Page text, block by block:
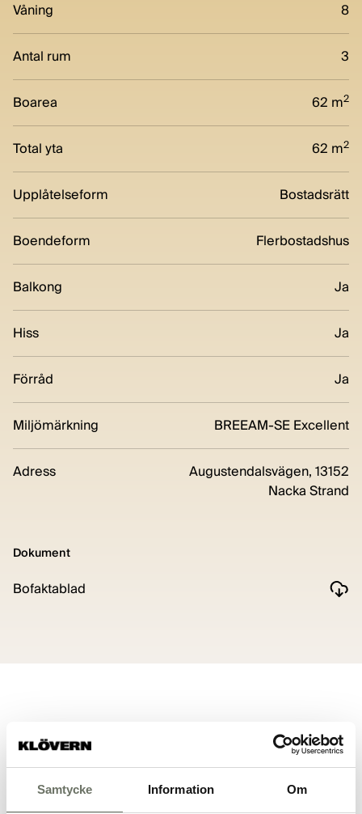
Samtycke Information Om
Våning 8
Antal rum 3
Boarea 62 m2
Total yta 62 m2
Upplåtelseform Bostadsrätt
Boendeform Flerbostadshus
Balkong Ja
Hiss Ja
Förråd Ja
Miljömärkning BREEAM-SE Excellent
Adress
Augustendalsvägen, 13152
Nacka Strand
Dokument
Bofaktablad